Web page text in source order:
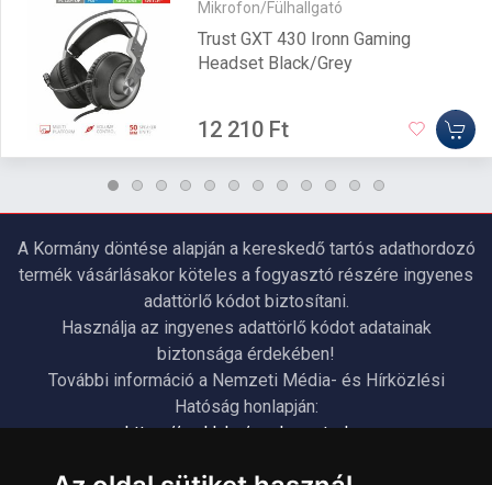
Mikrofon/Fülhallgató
Trust GXT 430 Ironn Gaming
Headset Black/Grey
12 210 Ft
A Kormány döntése alapján a kereskedő tartós adathordozó
termék vásárlásakor köteles a fogyasztó részére ingyenes
adattörlő kódot biztosítani.
Használja az ingyenes adattörlő kódot adatainak
biztonsága érdekében!
További információ a Nemzeti Média- és Hírközlési
Hatóság honlapján:
https://nmhh.hu/veglegestorles